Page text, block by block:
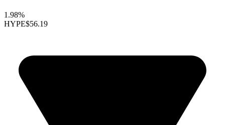
1.98%
HYPE$56.19